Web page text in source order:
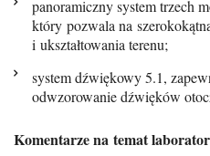
panoramiczny system trzech
który pozwala na
i ukształtowania terenu;
system dźwiękowy 5.1,
odwzorowanie dźwięków
Komentarze na temat